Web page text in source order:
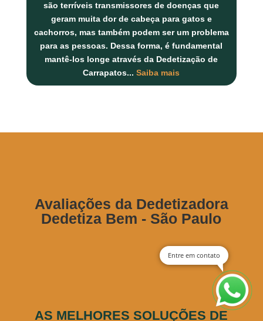
são terríveis transmissores de doenças que
geram muita dor de cabeça para gatos e
cachorros, mas também podem ser um problema
para as pessoas. Dessa forma, é fundamental
mantê-los longe através da Dedetização de
Carrapatos...Saiba mais
Avaliações da Dedetizadora
Dedetiza Bem - São Paulo
AS MELHORES SOLUÇÕES DE
Entre em contato